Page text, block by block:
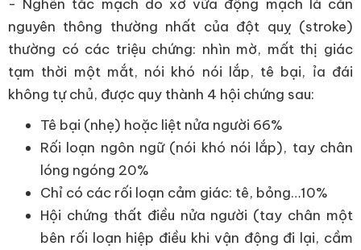
- Nghẽn tắc mạch do xơ vữa động mạch là căn
nguyên thông thường nhất của đột quỵ (stroke)
thường có các triệu chứng: nhìn mờ, mất thị giác
tạm thời một mắt, nói khó nói lắp, tê bại, ỉa đái
không tự chủ, được quy thành 4 hội chứng sau:
Tê bại (nhẹ) hoặc liệt nửa người 66%
Rối loạn ngôn ngữ (nói khó nói lắp), tay chân
lóng ngóng 20%
Chỉ có các rối loạn cảm giác: tê, bỏng…10%
Hội chứng thất điều nửa người (tay chân một
bên rối loạn hiệp điều khi vận động đi lại, cầm